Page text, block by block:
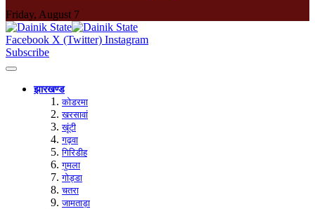
Friday, August 7
Facebook X (Twitter) Instagram
Subscribe
झारखण्ड
कोडरमा
खरसावां
खूंटी
गढ़वा
गिरिडीह
गुमला
गोड्डा
चतरा
जामताड़ा